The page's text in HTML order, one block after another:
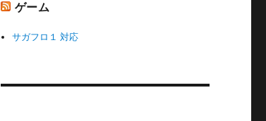
ゲーム
サガフロ１ 対応